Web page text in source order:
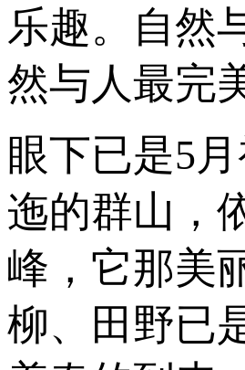
乐趣。自然
然与人最完
眼下已是5
迤的群山，
峰，它那美
柳、田野已